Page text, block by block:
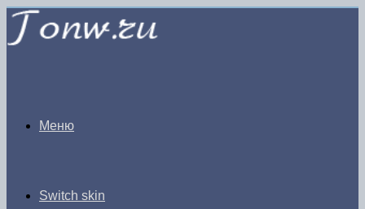
Меню
Switch skin